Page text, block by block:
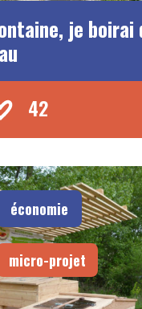
je boirai
42
économie
micro-projet